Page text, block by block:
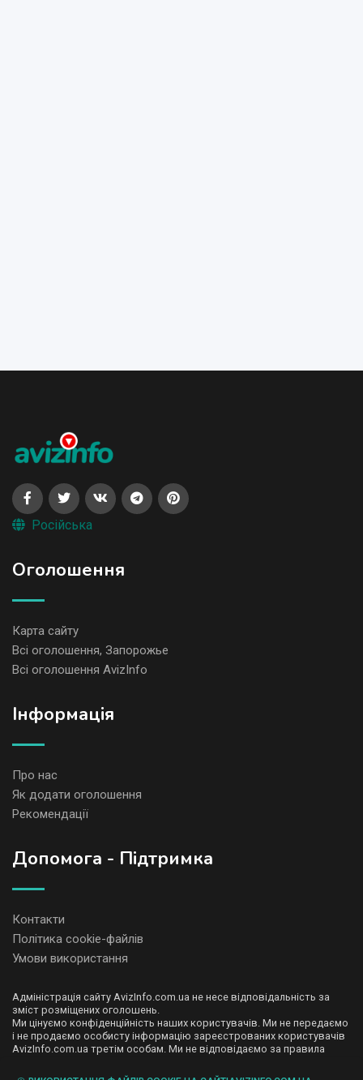
Російська
Оголошення
Карта сайту
Всі оголошення, Запорожье
Всі оголошення AvizInfo
Iнформація
Про нас
Як додати оголошення
Рекомендації
Допомога - Підтримка
Контакти
Політика cookie-файлів
Умови використання
Адміністрація сайту AvizInfo.com.ua не несе відповідальність за
зміст розміщених оголошень.
Ми цінуємо конфіденційність наших користувачів. Ми не передаємо
і не продаємо особисту інформацію зареєстрованих користувачів
AvizInfo.com.ua третім особам. Ми не відповідаємо за правила
деяких сторінках нашого сайту представлена реклама Google